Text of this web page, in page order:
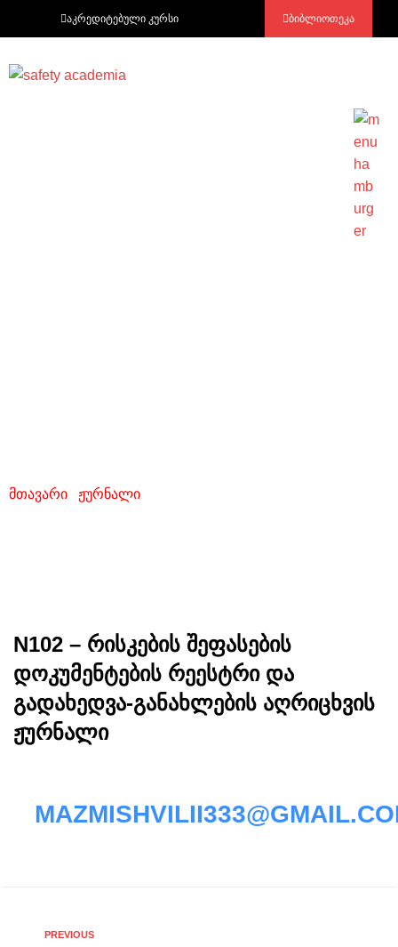
აკრედიტებული კურსი ბიბლიოთეკა
მთავარი ჟურნალი
N102 – რისკების შეფასების
დოკუმენტების რეესტრი და
გადახედვა-განახლების აღრიცხვის
ჟურნალი
PREVIOUS